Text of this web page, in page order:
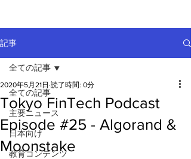
記事
全ての記事
主要ニュース
日本向け
教育コンテンツ
全ての記事
Tokyo FinTech Podcast
Episode #25 - Algorand &
Moonstake
2020年5月21日 読了時間: 0分